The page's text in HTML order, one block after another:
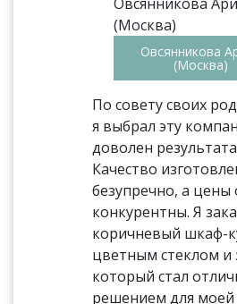
Овсянникова
(Москва)
По совету своих
я выбрал эту
доволен
Качество
безупречно, а цены
конкурентны. Я
коричневый шкаф-
цветным стеклом и
который стал
решением для моей